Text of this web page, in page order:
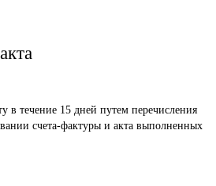
в течение 15 дней путем перечисления
счета-фактуры и акта выполненных